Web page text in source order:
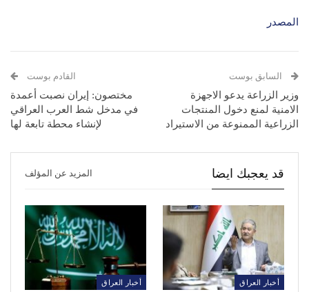
المصدر
السابق بوست
وزير الزراعة يدعو الاجهزة
الامنية لمنع دخول المنتجات
الزراعية الممنوعة من الاستيراد
القادم بوست
مختصون: إيران نصبت أعمدة
في مدخل شط العرب العراقي
لإنشاء محطة تابعة لها
قد يعجبك ايضا المزيد عن المؤلف
أخبار العراق أخبار العراق